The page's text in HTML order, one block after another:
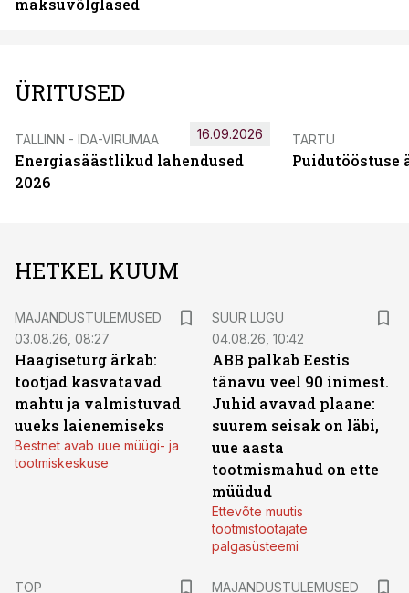
maksuvõlglased
ÜRITUSED
TALLINN - IDA-VIRUMAA
Energiasäästlikud lahendused
2026
16.09.2026 TARTU
Puidutööstuse
HETKEL KUUM
MAJANDUSTULEMUSED
03.08.26, 08:27
Haagiseturg ärkab:
tootjad kasvatavad
mahtu ja valmistuvad
uueks laienemiseks
Bestnet avab uue müügi- ja
tootmiskeskuse
SUUR LUGU
04.08.26, 10:42
ABB palkab Eestis
tänavu veel 90 inimest.
Juhid avavad plaane:
suurem seisak on läbi,
uue aasta
tootmismahud on ette
müüdud
Ettevõte muutis
tootmistöötajate
palgasüsteemi
TOP
MAJANDUSTULEMUSED